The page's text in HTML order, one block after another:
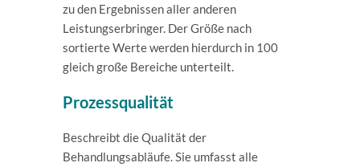
zu den Ergebnissen aller anderen
Leistungserbringer. Der Größe nach
sortierte Werte werden hierdurch in 100
gleich große Bereiche unterteilt.
Prozessqualität
Beschreibt die Qualität der
Behandlungsabläufe. Sie umfasst alle